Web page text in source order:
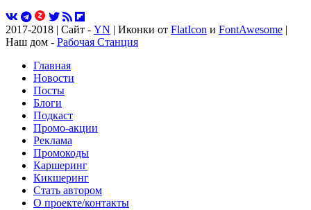
2017-2018 | Сайт - YN | Иконки от FlatIcon и FontAwesome |
Наш дом - Рабочая Станция
Главная
Новости
Посты
Блоги
Подкаст
Промо-акции
Реклама
Промокоды
Каршеринг
Кикшеринг
Стать автором
О проекте/контакты